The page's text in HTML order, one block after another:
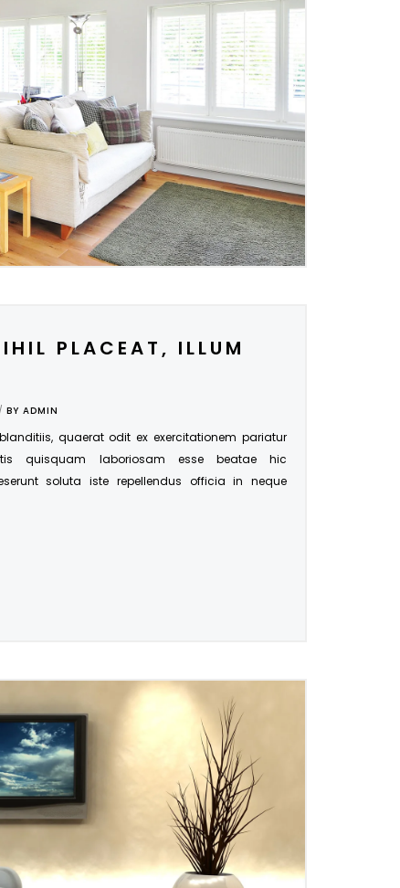
PLACEAT, ILLUM
BY ADMIN
blanditiis, quaerat odit ex exercitationem pariatur
quisquam laboriosam esse beatae hic
soluta iste repellendus officia in neque